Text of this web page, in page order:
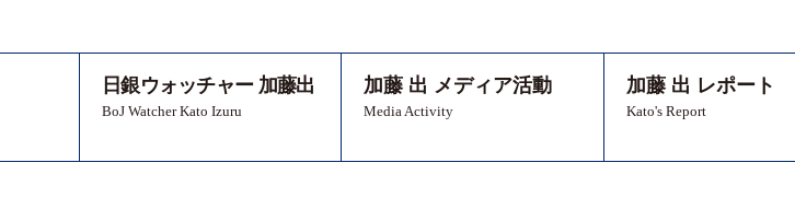
日銀ウォッチャー 加藤出
BoJ Watcher Kato Izuru
加藤 出 メディア活動
Media Activity
加藤 出 レポート
Kato's Report